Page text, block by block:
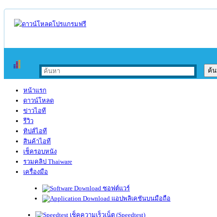
หน้าแรก
ดาวน์โหลด
ข่าวไอที
รีวิว
ทิปส์ไอที
สินค้าไอที
เช็ครอบหนัง
รวมคลิป Thaiware
เครื่องมือ
ซอฟต์แวร์
แอปพลิเคชันบนมือถือ
เช็คความเร็วเน็ต (Speedtest)